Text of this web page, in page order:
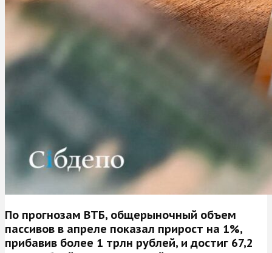
По прогнозам ВТБ, общерыночный объем
пассивов в апреле показал прирост на 1%,
прибавив более 1 трлн рублей, и достиг 67,2